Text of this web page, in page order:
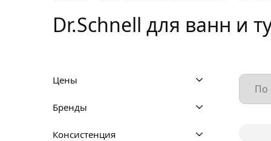
Губки и абразивы
Dr.Schnell для ванн и
Цены
Бренды
Консистенция